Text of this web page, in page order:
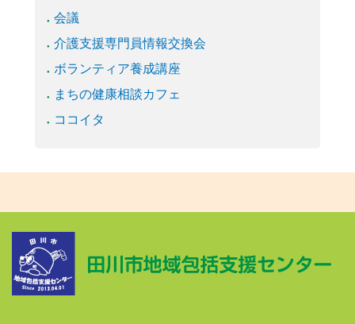
会議
介護支援専門員情報交換会
ボランティア養成講座
まちの健康相談カフェ
ココイタ